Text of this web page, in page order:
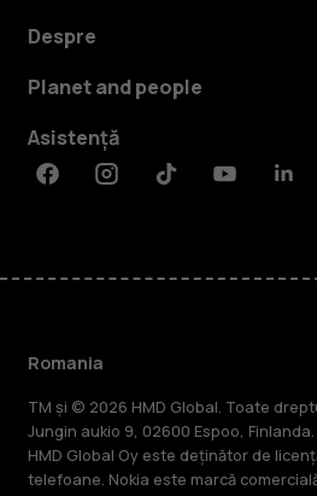
Despre
Planet and people
Asistență
FacebookInstagramTiktokYoutube
Romania
TM și © 2026 HMD Global. Toate
Jungin aukio 9, 02600 Espoo,
HMD Global Oy este deținător de
telefoane. Nokia este marcă